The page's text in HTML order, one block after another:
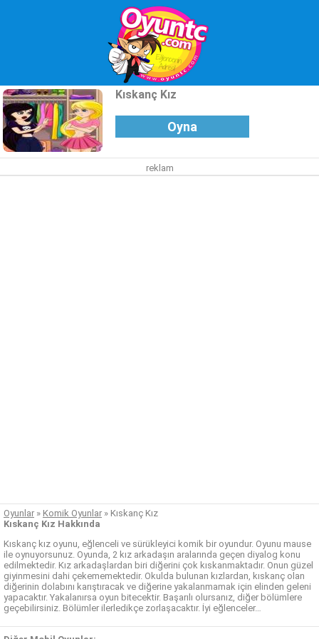
Kıskanç Kız
Oyna
reklam
Oyunlar » Komik Oyunlar » Kıskanç Kız
Kıskanç Kız Hakkında
Kıskanç kız oyunu, eğlenceli ve sürükleyici komik bir oyundur. Oyunu mause
ile oynuyorsunuz. Oyunda, 2 kız arkadaşın aralarında geçen diyalog konu
edilmektedir. Kız arkadaşlardan biri diğerini çok kıskanmaktadır. Onun güzel
giyinmesini dahi çekememektedir. Okulda bulunan kızlardan, kıskanç olan
diğerinin dolabını karıştıracak ve diğerine yakalanmamak için elinden geleni
yapacaktır. Yakalanırsa oyun bitecektir. Başarılı olursanız, diğer bölümlere
geçebilirsiniz. Bölümler ilerledikçe zorlaşacaktır. İyi eğlenceler…